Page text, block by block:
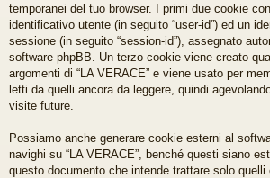
temporanei del tuo browser. I primi due cookie
identificativo utente (in seguito “user-id”) ed un
sessione (in seguito “session-id”), assegnato
software phpBB. Un terzo cookie viene creato
argomenti di “LA VERACE” e viene usato per
letti da quelli ancora da leggere, quindi
visite future.
Possiamo anche generare cookie esterni al
navighi su “LA VERACE”, benché questi siano
questo documento che intende trattare solo